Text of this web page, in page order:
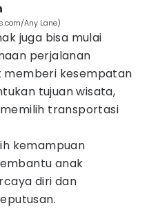
Any Lane)
juga bisa mulai
perjalanan
memberi kesempatan
tujuan wisata,
transportasi
kemampuan
anak
diri dan